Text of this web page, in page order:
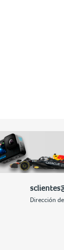
Dirección